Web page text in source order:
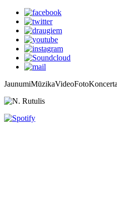
JaunumiMūzikaVideoFoto